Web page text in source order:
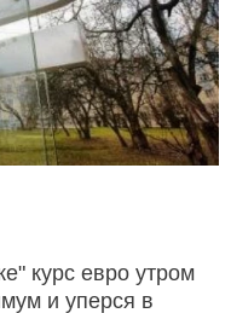
курс евро утром
и уперся в